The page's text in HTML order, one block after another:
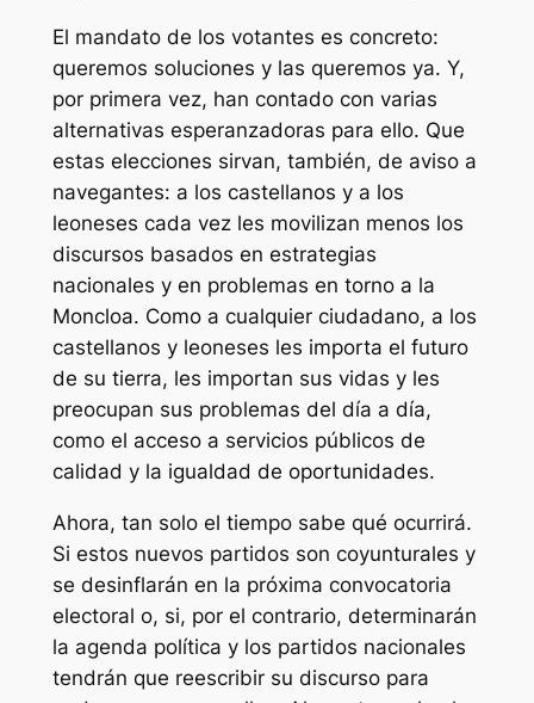
El mandato de los votantes es concreto:
queremos soluciones y las queremos ya. Y,
por primera vez, han contado con varias
alternativas esperanzadoras para ello. Que
estas elecciones sirvan, también, de aviso a
navegantes: a los castellanos y a los
leoneses cada vez les movilizan menos los
discursos basados en estrategias
nacionales y en problemas en torno a la
Moncloa. Como a cualquier ciudadano, a los
castellanos y leoneses les importa el futuro
de su tierra, les importan sus vidas y les
preocupan sus problemas del día a día,
como el acceso a servicios públicos de
calidad y la igualdad de oportunidades.
Ahora, tan solo el tiempo sabe qué ocurrirá.
Si estos nuevos partidos son coyunturales y
se desinflarán en la próxima convocatoria
electoral o, si, por el contrario, determinarán
la agenda política y los partidos nacionales
tendrán que reescribir su discurso para